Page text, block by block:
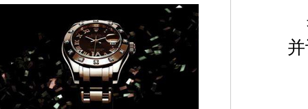
吉林省四平市铁东区紫气大路与南九经街交汇处
吉林省松原市宁江区五环大街腕表时光售后服务中
吉林省通化市东昌区环通乡江南大街腕表时光售后
吉林省延边市延吉市解放路腕表时光售后服务中心
辽宁省鞍山市铁东区站前街腕表时光售后服务中心